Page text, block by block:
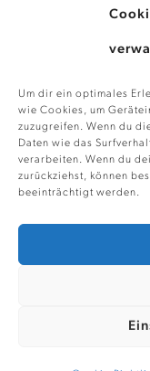
Um dir ein optimales
wie Cookies, um
zuzugreifen. Wenn du
Daten wie das
verarbeiten. Wenn du
zurückziehst, können
beeinträchtigt werden.
nach oben
@ 2024 – Kühling